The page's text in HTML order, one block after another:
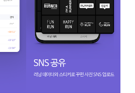
사운드 믹싱 시스템
달리기 강도에 따라 적절한
음악이 자동 재생되어 자연
스럽게 운동에 몰입할 수
있습니다. 음악앱을 실행하